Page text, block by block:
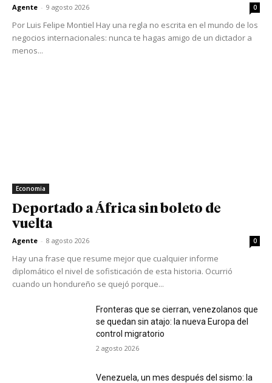
Agente - 9 agosto 2026 0
Por Luis Felipe Montiel Hay una regla no escrita en el mundo de los
negocios internacionales: nunca te hagas amigo de un dictador a
menos...
Economia
Deportado a África sin boleto de
vuelta
Agente - 8 agosto 2026 0
Hay una frase que resume mejor que cualquier informe
diplomático el nivel de sofisticación de esta historia. Ocurrió
cuando un hondureño se quejó porque...
Fronteras que se cierran, venezolanos que
se quedan sin atajo: la nueva Europa del
control migratorio
2 agosto 2026
Venezuela, un mes después del sismo: la